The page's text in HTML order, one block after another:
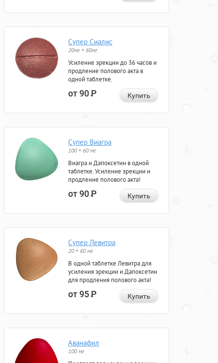
Супер Сиалис
20мг + 60мг
Усиление эрекции до 36 часов и
продление полового акта в
одной таблетке.
от 90Р Купить
Супер Виагра
100 + 60 мг
Виагра и Дапоксетин в одной
таблетке. Усиление эрекции и
продление полового акта!
от 90Р Купить
Супер Левитра
20 + 60 мг
В одной таблетке Левитра для
усиления эрекции и Дапоксетин
для продления полового акта!
от 95Р Купить
Аванафил
100 мг